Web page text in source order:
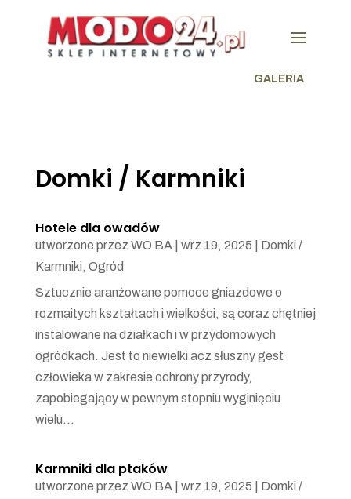
GALERIA
Domki / Karmniki
Hotele dla owadów
utworzone przez WO BA| wrz 19, 2025
Domki /
Karmniki, Ogród
Sztucznie aranżowane pomoce gniazdowe o
rozmaitych kształtach i wielkości, są coraz chętniej
instalowane na działkach i w przydomowych
ogródkach. Jest to niewielki acz słuszny gest
człowieka w zakresie ochrony przyrody,
zapobiegający w pewnym stopniu wyginięciu
wielu...
Karmniki dla ptaków
utworzone przez WO BA| wrz 19, 2025
Domki /